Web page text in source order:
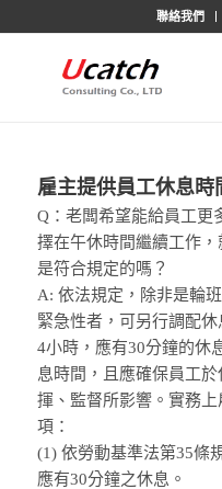
聯絡我們
雇主提供員工休息時
Q：老闆希望能給員工更
擇在午休時間繼續工作
是符合規定的嗎？
A: 依法規定，除非是輪
緊急性者，可另行調配
4小時，應有30分鐘的休
息時間，且應確保員工
揮、監督所影響。實務
項：
(1) 依勞動基準法第35條
應有30分鐘之休息。